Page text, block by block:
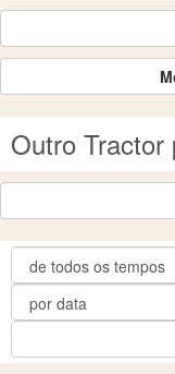
Outro Tractor